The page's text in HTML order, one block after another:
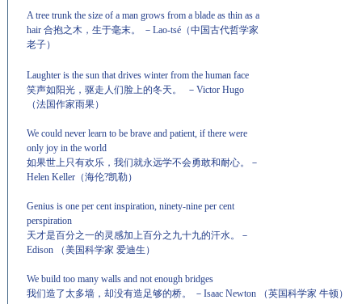
A tree trunk the size of a man grows from a blade as thin as a
hair 合抱之木，生于毫末。 － Lao-tsé（中国古代哲学家
老子）
Laughter is the sun that drives winter from the human face
笑声如阳光，驱走人们脸上的冬天。
－Victor Hugo
（法国作家雨果）
We could never learn to be brave and patient, if there were
only joy in the world
如果世上只有欢乐，我们就永远学不会勇敢和耐心。
－
Helen Keller（海伦?凯勒）
Genius is one per cent inspiration, ninety-nine per cent
perspiration
天才是百分之一的灵感加上百分之九十九的汗水。
－
Edison （美国科学家 爱迪生）
We build too many walls and not enough bridges
我们造了太多墙，却没有造足够的桥。
－ Isaac Newton （英国科学家 牛顿）